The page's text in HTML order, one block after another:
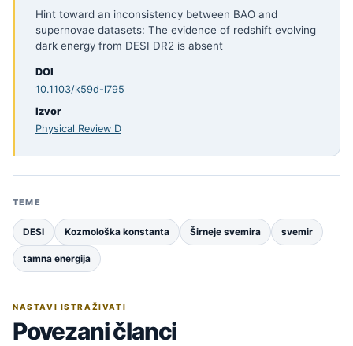
Hint toward an inconsistency between BAO and
supernovae datasets: The evidence of redshift evolving
dark energy from DESI DR2 is absent
DOI
10.1103/k59d-l795
Izvor
Physical Review D
TEME
DESI Kozmološka konstanta Širneje svemira svemir
tamna energija
NASTAVI ISTRAŽIVATI
Povezani članci